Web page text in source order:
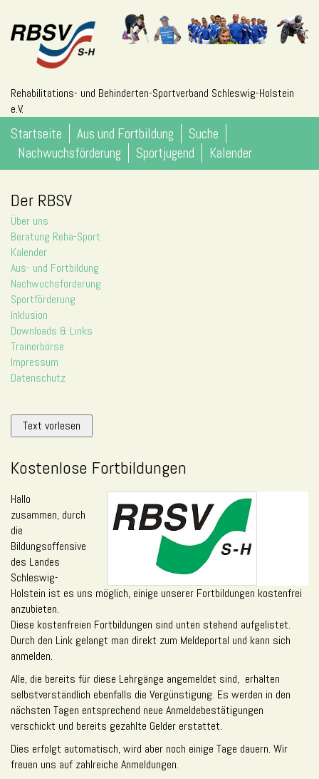
Rehabilitations- und Behinderten-Sportverband Schleswig-Holstein
e.V.
Startseite Aus und Fortbildung
Suche
Nachwuchsförderung
Sportjugend Kalender
Der RBSV
Über uns
Beratung Reha-Sport
Kalender
Aus- und Fortbildung
Nachwuchsförderung
Sportförderung
Inklusion
Downloads & Links
Trainerbörse
Impressum
Datenschutz
Text vorlesen
Kostenlose Fortbildungen
Hallo
zusammen, durch
die
Bildungsoffensive
des Landes
Schleswig-
Holstein ist es uns möglich, einige unserer Fortbildungen kostenfrei
anzubieten.
Diese kostenfreien Fortbildungen sind unten stehend aufgelistet.
Durch den Link gelangt man direkt zum Meldeportal und kann sich
anmelden.
Alle, die bereits für diese Lehrgänge angemeldet sind, erhalten
selbstverständlich ebenfalls die Vergünstigung. Es werden in den
nächsten Tagen entsprechend neue Anmeldebestätigungen
verschickt und bereits gezahlte Gelder erstattet.
Dies erfolgt automatisch, wird aber noch einige Tage dauern. Wir
freuen uns auf zahlreiche Anmeldungen.